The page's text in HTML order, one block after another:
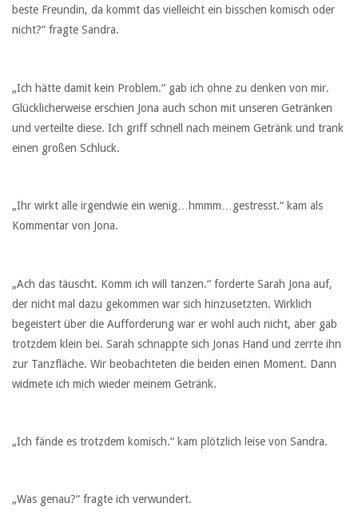
beste Freundin, da kommt das vielleicht ein bisschen komisch oder
nicht?“ fragte Sandra.
„Ich hätte damit kein Problem.“ gab ich ohne zu denken von mir.
Glücklicherweise erschien Jona auch schon mit unseren Getränken
und verteilte diese. Ich griff schnell nach meinem Getränk und trank
einen großen Schluck.
„Ihr wirkt alle irgendwie ein wenig…hmmm…gestresst.“ kam als
Kommentar von Jona.
„Ach das täuscht. Komm ich will tanzen.“ forderte Sarah Jona auf,
der nicht mal dazu gekommen war sich hinzusetzten. Wirklich
begeistert über die Aufforderung war er wohl auch nicht, aber gab
trotzdem klein bei. Sarah schnappte sich Jonas Hand und zerrte ihn
zur Tanzfläche. Wir beobachteten die beiden einen Moment. Dann
widmete ich mich wieder meinem Getränk.
„Ich fände es trotzdem komisch.“ kam plötzlich leise von Sandra.
„Was genau?“ fragte ich verwundert.